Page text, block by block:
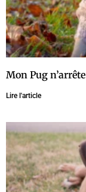
Mon Pug
Lire l'article